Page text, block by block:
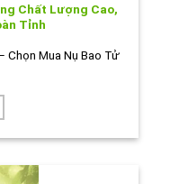
Chất Lượng Cao,
Tỉnh
Chọn Mua Nụ Bao Tử